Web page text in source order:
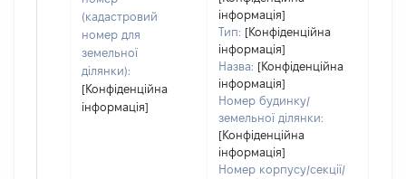
(кадастровий
номер для
земельної
ділянки):
[Конфіденційна
інформація]
інформація]
Тип: [Конфіденційна
інформація]
Назва: [Конфіденційна
інформація]
Номер будинку/
земельної ділянки:
[Конфіденційна
інформація]
Номер корпусу/секції/